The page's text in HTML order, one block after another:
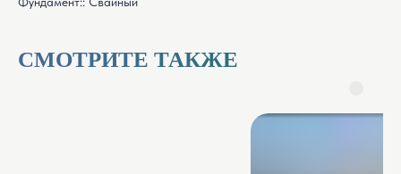
СМОТРИТЕ ТАКЖЕ